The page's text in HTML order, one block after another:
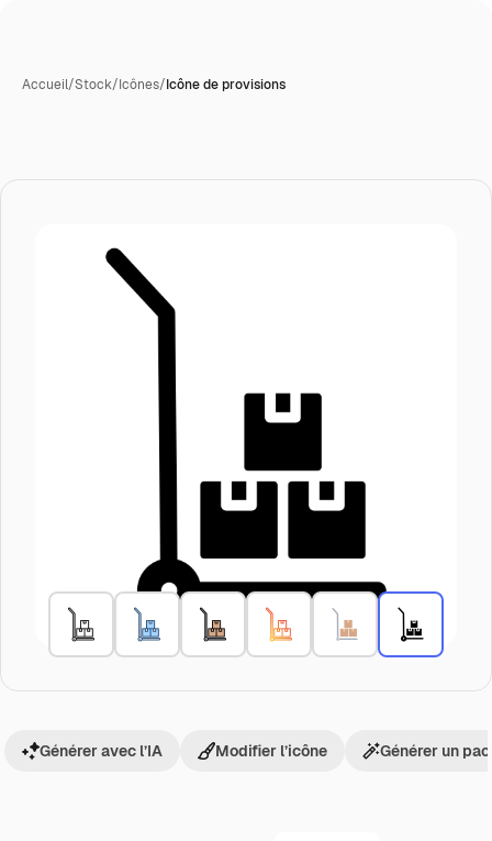
Accueil/Stock/Icônes/Icône de provisions
Générer avec l’IA Modifier l’icône Générer un